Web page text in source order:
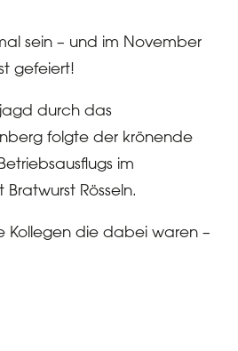
sein – und im November
gefeiert!
durch das
folgte der krönende
im
Rösseln.
Kollegen die dabei waren –